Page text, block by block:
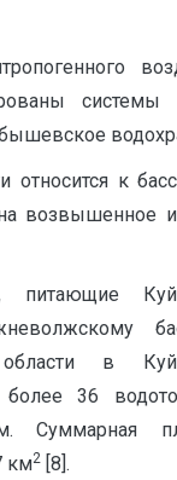
системы
относится к
возвышенное
питающие
в
36
Суммарная
км2 [8].